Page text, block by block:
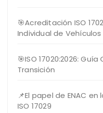
🎯Acreditación ISO
Individual de Vehículos
🎯ISO 17020:2026:
Transición
📌El papel de ENAC
ISO 17029